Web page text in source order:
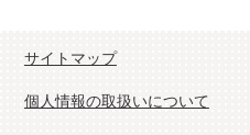
サイトマップ
個人情報の取扱いについて